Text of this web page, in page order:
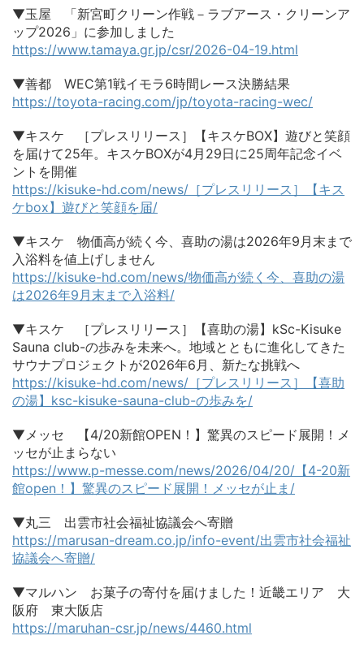
▼玉屋 「新宮町クリーン作戦－ラブアース・クリーンア
ップ2026」に参加しました
https://www.tamaya.gr.jp/csr/2026-04-19.html
▼善都 WEC第1戦イモラ6時間レース決勝結果
https://toyota-racing.com/jp/toyota-racing-wec/
▼キスケ ［プレスリリース］【キスケBOX】遊びと笑顔
を届けて25年。キスケBOXが4月29日に25周年記念イベ
ントを開催
https://kisuke-hd.com/news/［プレスリリース］【キス
ケbox】遊びと笑顔を届/
▼キスケ 物価高が続く今、喜助の湯は2026年9月末まで
入浴料を値上げしません
https://kisuke-hd.com/news/物価高が続く今、喜助の湯
は2026年9月末まで入浴料/
▼キスケ ［プレスリリース］【喜助の湯】kSc-Kisuke
Sauna club-の歩みを未来へ。地域とともに進化してきた
サウナプロジェクトが2026年6月、新たな挑戦へ
https://kisuke-hd.com/news/［プレスリリース］【喜助
の湯】ksc-kisuke-sauna-club-の歩みを/
▼メッセ 【4/20新館OPEN！】驚異のスピード展開！メ
ッセが止まらない
https://www.p-messe.com/news/2026/04/20/【4-20新
館open！】驚異のスピード展開！メッセが止ま/
▼丸三 出雲市社会福祉協議会へ寄贈
https://marusan-dream.co.jp/info-event/出雲市社会福祉
協議会へ寄贈/
▼マルハン お菓子の寄付を届けました！近畿エリア 大
阪府 東大阪店
https://maruhan-csr.jp/news/4460.html